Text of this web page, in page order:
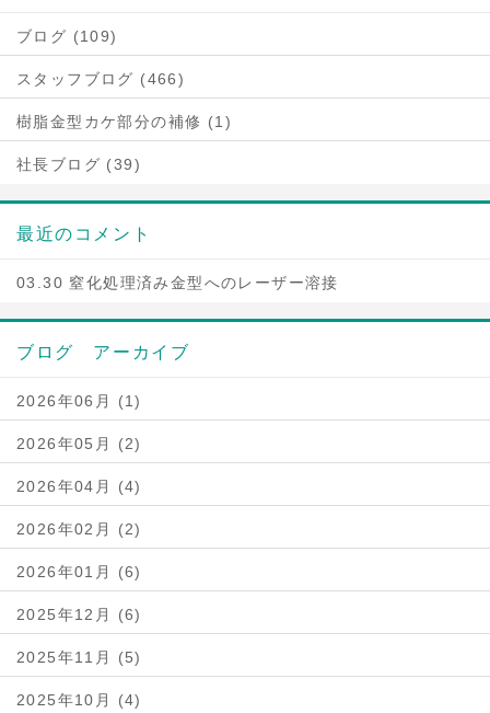
ブログ (109)
スタッフブログ (466)
樹脂金型カケ部分の補修 (1)
社長ブログ (39)
最近のコメント
03.30 窒化処理済み金型へのレーザー溶接
ブログ アーカイブ
2026年06月 (1)
2026年05月 (2)
2026年04月 (4)
2026年02月 (2)
2026年01月 (6)
2025年12月 (6)
2025年11月 (5)
2025年10月 (4)